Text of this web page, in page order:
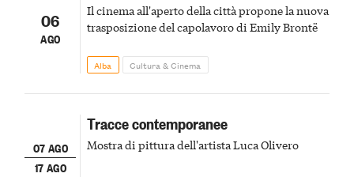
06
AGO
Il cinema all'aperto della città propone la nuova
trasposizione del capolavoro di Emily Brontë
Alba Cultura & Cinema
07 AGO
17 AGO
Tracce contemporanee
Mostra di pittura dell'artista Luca Olivero